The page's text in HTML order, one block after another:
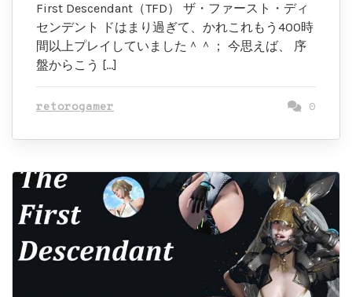
First Descendant（TFD） ザ・ファースト・ディ
センデント ドはまり過ぎて、かれこれもう400時
間以上プレイしていました＾＾； 今思えば、 序
盤からこう […]
retorogamer 0